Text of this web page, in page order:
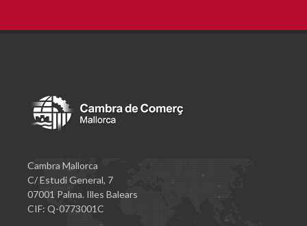
Cambra Mallorca
C/ Estudi General, 7
07001 Palma. Illes Balears
CIF: Q-0773001C